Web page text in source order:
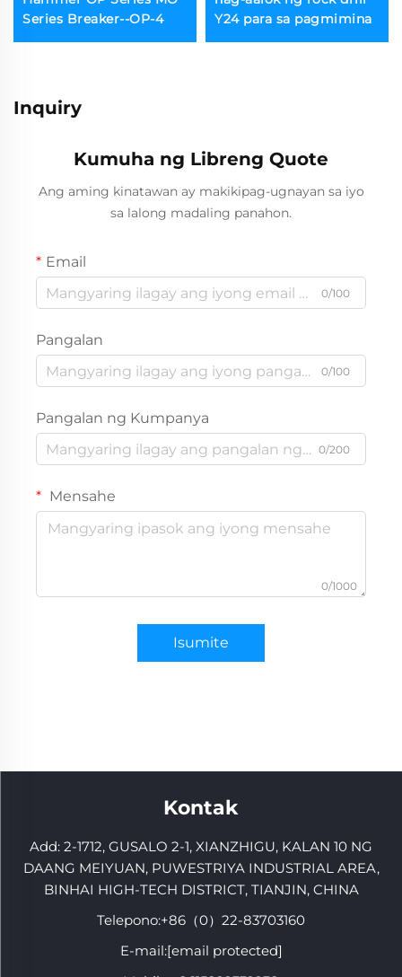
Series Breaker--OP-4
Y24 para sa pagmimina
Inquiry
Kumuha ng Libreng Quote
Ang aming kinatawan ay makikipag-ugnayan sa iyo
sa lalong madaling panahon.
Email
0/100
Pangalan
0/100
Pangalan ng Kumpanya
0/200
Mensahe
0/1000
Isumite
Kontak
Add: 2-1712, GUSALO 2-1, XIANZHIGU, KALAN 10 NG
DAANG MEIYUAN, PUWESTRIYA INDUSTRIAL AREA,
BINHAI HIGH-TECH DISTRICT, TIANJIN, CHINA
Telepono:+86（0）22-83703160
E-mail:[email protected]